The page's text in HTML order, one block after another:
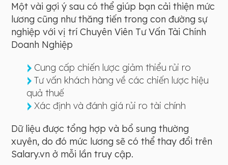
Một vài gợi ý sau có thể giúp bạn cải thiện mức
lương cũng như thăng tiến trong con đường sự
nghiệp với vị trí Chuyên Viên Tư Vấn Tài Chính
Doanh Nghiệp
Cung cấp chiến lược giảm thiểu rủi ro
Tư vấn khách hàng về các chiến lược hiệu
quả thuế
Xác định và đánh giá rủi ro tài chính
Dữ liệu được tổng hợp và bổ sung thường
xuyên, do đó mức lương sẽ có thể thay đổi trên
Salary.vn ở mỗi lần truy cập.